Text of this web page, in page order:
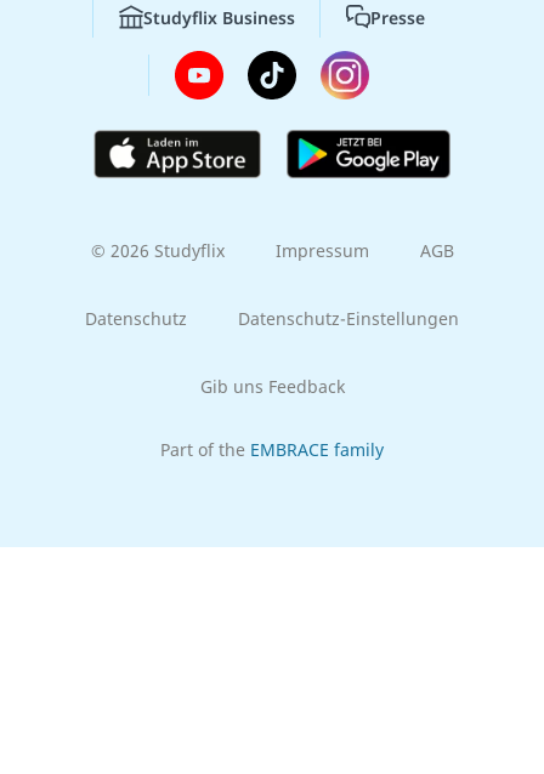
Studyflix Business Presse
© 2026 Studyflix Impressum AGB
Datenschutz Datenschutz-Einstellungen
Gib uns Feedback
Part of the EMBRACE family